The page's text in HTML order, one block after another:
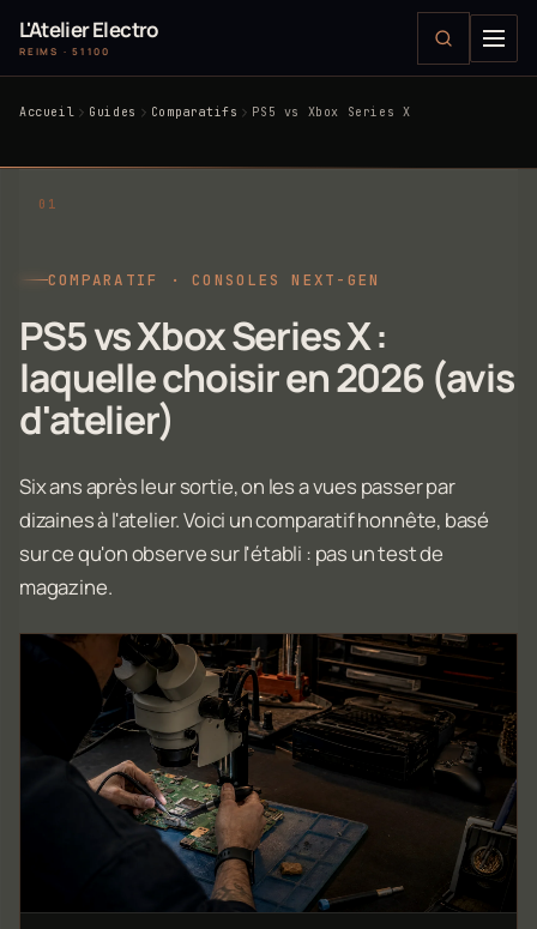
L'Atelier Electro
REIMS · 51100
Accueil Guides Comparatifs PS5 vs Xbox Series X
COMPARATIF · CONSOLES NEXT-GEN
PS5 vs Xbox Series X :
laquelle choisir en 2026 (avis
d'atelier)
Six ans après leur sortie, on les a vues passer par
dizaines à l'atelier. Voici un comparatif honnête, basé
sur ce qu'on observe sur l'établi : pas un test de
magazine.